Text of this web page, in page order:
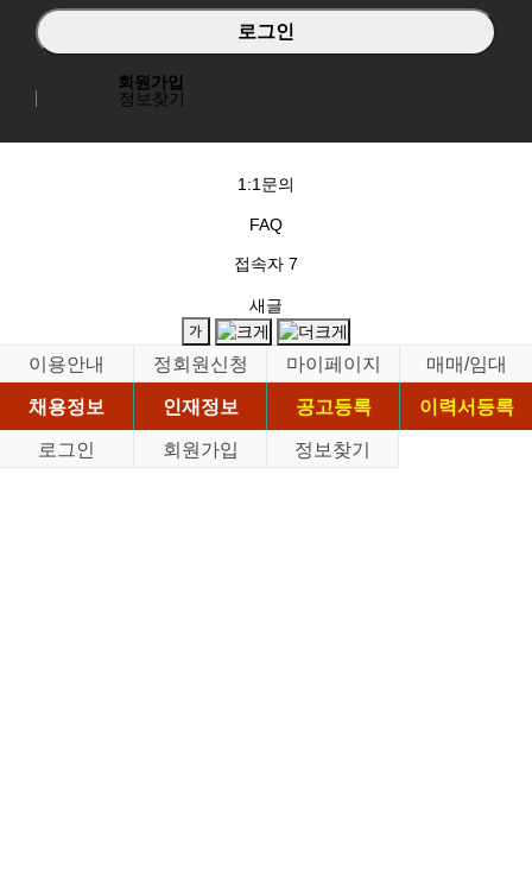
회원가입
정보찾기
1:1문의
FAQ
접속자 7
새글
이용안내 정회원신청 마이페이지
매매/임대
채용정보
인재정보 공고등록
이력서등록
로그인
회원가입 정보찾기